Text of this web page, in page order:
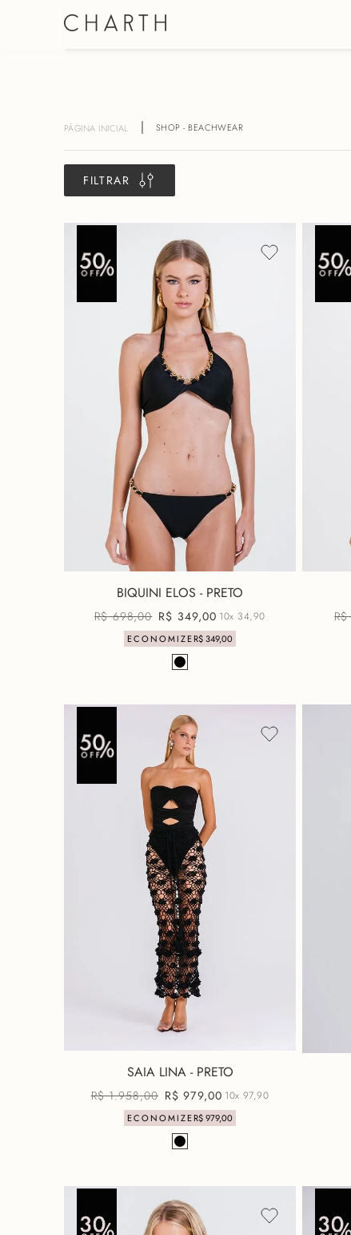
SHOP - BEACHWEAR
FILTRAR
BIQUINI ELOS - PRETO
R$ 698,00 R$ 349,00 10x 34,90
ECONOMIZER$349,00
R$
SAIA LINA - PRETO
R$ 1.958,00 R$ 979,00 10x 97,90
ECONOMIZER$979,00